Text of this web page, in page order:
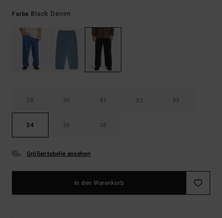
Farbe Black Denim
28 30 31 32 33
34 36 38
Größentabelle ansehen
In den Warenkorb